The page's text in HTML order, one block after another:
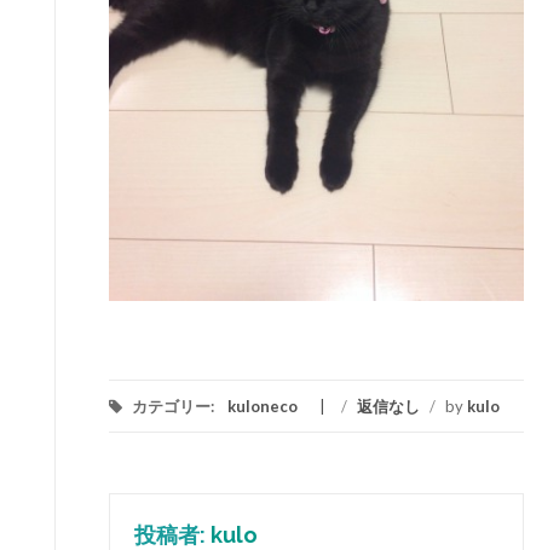
カテゴリー: kuloneco / 返信なし / by kulo
投稿者: kulo